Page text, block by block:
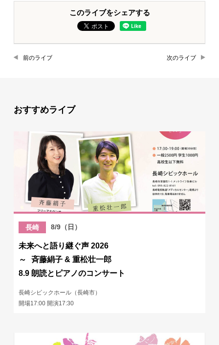
このライブをシェアする
前のライブ 次のライブ
おすすめライブ
長崎 8/9（日）
未来へと語り継ぐ声 2026
～ 斉藤絹子 & 重松壮一郎
8.9 朗読とピアノのコンサート
長崎シビックホール（長崎市）
開場17:00 開演17:30